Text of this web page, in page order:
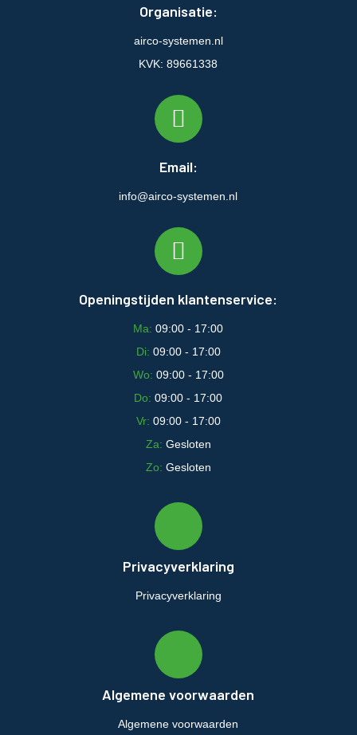
Organisatie:
airco-systemen.nl
KVK: 89661338
Email:
info@airco-systemen.nl
Openingstijden klantenservice:
Ma:09:00 - 17:00
Di: 09:00 - 17:00
Wo: 09:00 - 17:00
Do:09:00 - 17:00
Vr: 09:00 - 17:00
Za: Gesloten
Zo: Gesloten
Privacyverklaring
Privacyverklaring
Algemene voorwaarden
Algemene voorwaarden